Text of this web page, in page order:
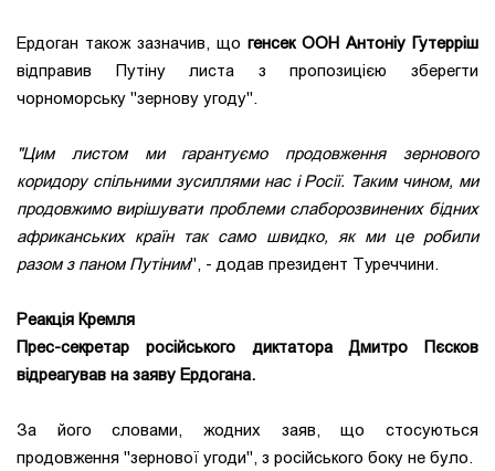
Ердоган також зазначив, що генсек ООН Антоніу Гутерріш
відправив Путіну листа з пропозицією зберегти
чорноморську "зернову угоду".
"Цим листом ми гарантуємо продовження зернового
коридору спільними зусиллями нас і Росії. Таким чином, ми
продовжимо вирішувати проблеми слаборозвинених бідних
африканських країн так само швидко, як ми це робили
разом з паном Путіним", - додав президент Туреччини.
Реакція Кремля
Прес-секретар російського диктатора Дмитро Пєсков
відреагував на заяву Ердогана.
За його словами, жодних заяв, що стосуються
продовження "зернової угоди", з російського боку не було.